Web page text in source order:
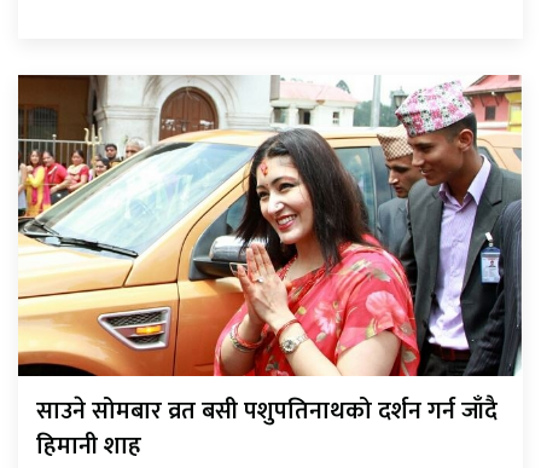
साउने सोमबार व्रत बसी पशुपतिनाथको दर्शन गर्न जाँदै
हिमानी शाह